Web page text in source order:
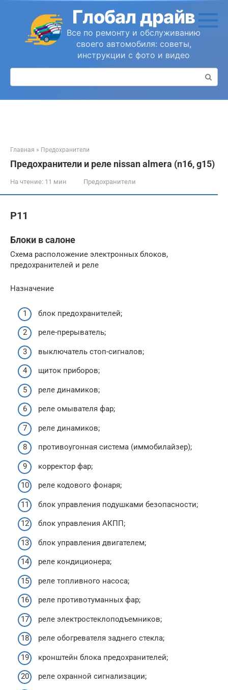
контенту
Глобал драйв
Все по ремонту и обслуживанию
своего автомобиля: советы,
инструкции с фото и видео
Поиск:
Главная » Предохранители
Предохранители и реле nissan almera (n16, g15)
На чтение: 11 мин Предохранители
P11
Блоки в салоне
Схема расположение электронных блоков,
предохранителей и реле
Назначение
блок предохранителей;
реле-прерыватель;
выключатель стоп-сигналов;
щиток приборов;
реле динамиков;
реле омывателя фар;
реле динамиков;
противоугонная система (иммобилайзер);
корректор фар;
реле кодового фонаря;
блок управления подушками безопасности;
блок управления АКПП;
блок управления двигателем;
реле кондиционера;
реле топливного насоса;
реле противотуманных фар;
реле электростеклоподъемников;
реле обогревателя заднего стекла;
кронштейн блока предохранителей;
реле охранной сигнализации;